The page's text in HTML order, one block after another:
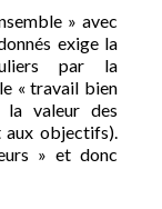
» avec
exige la
par la
« travail bien
valeur des
aux objectifs).
» et donc